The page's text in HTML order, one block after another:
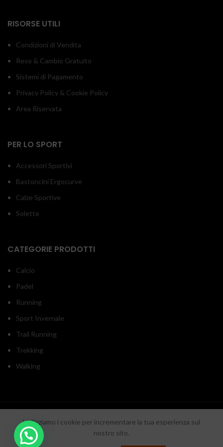
RISORSE UTILI
Condizioni di Vendita
Reso & Cambio Gratuito
Sistemi di Pagamento
Privacy Policy & Cookie Policy
Area Riservata
PER LO SPORT
Accessori Sportivi
Bastoncini Ergocurve
Calze Sportive
Solette
CATEGORIE PRODOTTI
Calcio
Padel
Running
Sport Invernale
Trail Running
Trekking
Walking
di Fuorni 25 - SA
DESIGN BY
Cool Web Agency. Digital Media Agency.
Utilizziamo i cookie per incrementare la tua esperienza sul
nostro sito.